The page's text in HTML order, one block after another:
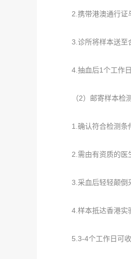
2.携带港澳通行证与
3.诊所将样本送至合
4.抽血后1个工作日
（2）邮寄样本检测
1.确认符合检测条件
2.需由有资质的医生
3.采血后轻轻颠倒采
4.样本抵达香港实验
5.3-4个工作日可收